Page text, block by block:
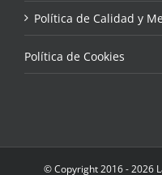
Política de Calidad y
Política de Cookies
© Copyright 2016 - 2026